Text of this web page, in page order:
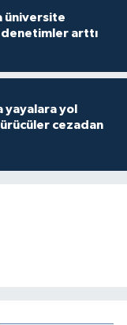
üniversite
arttı
yayalara yol
cezadan